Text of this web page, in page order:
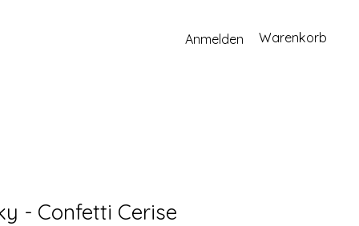
Warenkorb
Anmelden
- Confetti Cerise